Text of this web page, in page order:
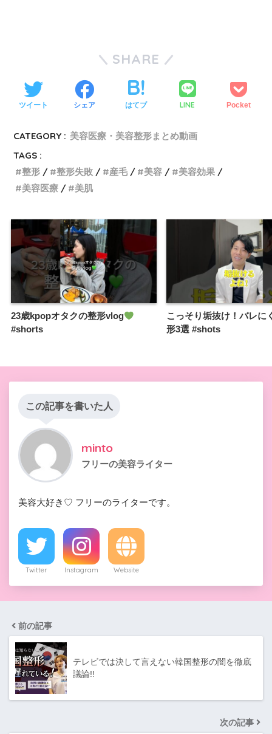
SHARE
ツイート シェア はてブ LINE Pocket
CATEGORY : 美容医療・美容整形まとめ動画
TAGS :
整形
整形失敗 産毛 美容
美容効果
美容医療
美肌
23歳kpopオタクの整形vlog
#shorts
こっそり垢抜け！バレに
形3選 #shots
この記事を書いた人
minto
フリーの美容ライター
美容大好き♡ フリーのライターです。
Twitter Instagram Website
前の記事
テレビでは決して言えない韓国整形の闇を徹底
議論!!
次の記事